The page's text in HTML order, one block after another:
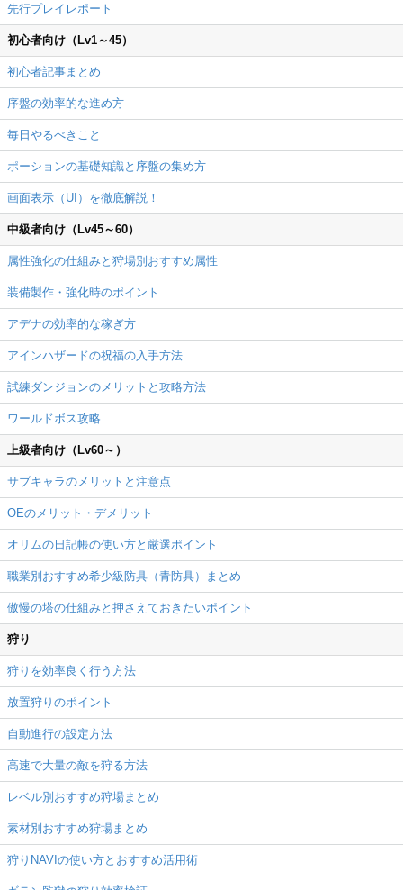
先行プレイレポート
初心者向け（Lv1～45）
初心者記事まとめ
序盤の効率的な進め方
毎日やるべきこと
ポーションの基礎知識と序盤の集め方
画面表示（UI）を徹底解説！
中級者向け（Lv45～60）
属性強化の仕組みと狩場別おすすめ属性
装備製作・強化時のポイント
アデナの効率的な稼ぎ方
アインハザードの祝福の入手方法
試練ダンジョンのメリットと攻略方法
ワールドボス攻略
上級者向け（Lv60～）
サブキャラのメリットと注意点
OEのメリット・デメリット
オリムの日記帳の使い方と厳選ポイント
職業別おすすめ希少級防具（青防具）まとめ
傲慢の塔の仕組みと押さえておきたいポイント
狩り
狩りを効率良く行う方法
放置狩りのポイント
自動進行の設定方法
高速で大量の敵を狩る方法
レベル別おすすめ狩場まとめ
素材別おすすめ狩場まとめ
狩りNAVIの使い方とおすすめ活用術